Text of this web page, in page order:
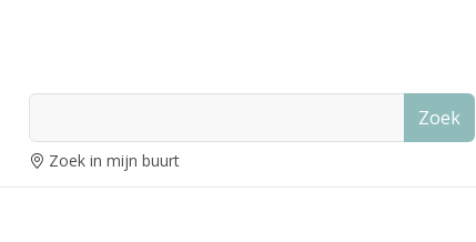
Zoek
Zoek in mijn buurt